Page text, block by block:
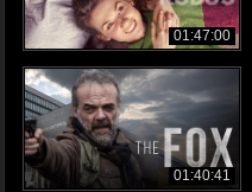
01:47:00
01:40:41